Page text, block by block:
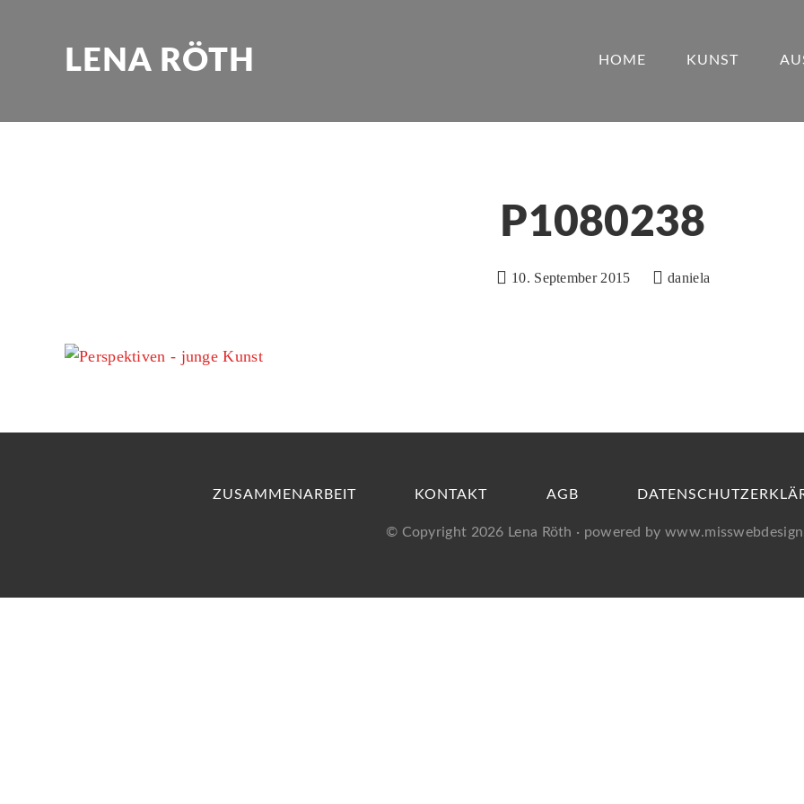
LENA RÖTH HOME KUNST
P1080238
10. September 2015 daniela
ZUSAMMENARBEIT KONTAKT AGB
© Copyright 2026 Lena Röth · powered by